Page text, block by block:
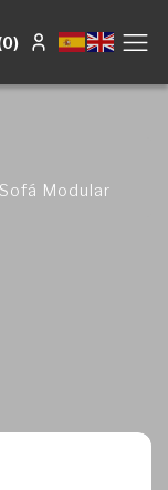
Modular